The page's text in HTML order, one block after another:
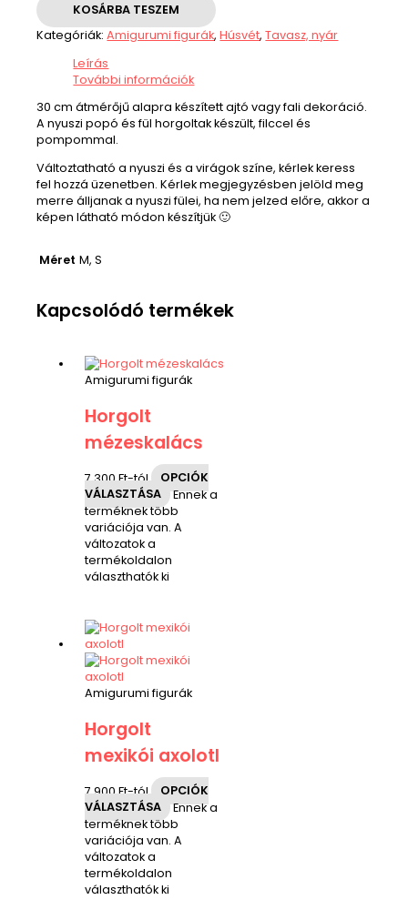
KOSÁRBA TESZEM
Kategóriák:Amigurumi figurák,Húsvét,Tavasz, nyár
Leírás
További információk
30 cm átmérőjű alapra készített ajtó vagy fali dekoráció.
A nyuszi popó és fül horgoltak készült, filccel és
pompommal.
Változtatható a nyuszi és a virágok színe, kérlek keress
fel hozzá üzenetben. Kérlek megjegyzésben jelöld meg
merre álljanak a nyuszi fülei, ha nem jelzed előre, akkor a
képen látható módon készítjük 🙂
Méret M, S
Kapcsolódó termékek
Amigurumi figurák
Horgolt
mézeskalács
7,300Ft-tól
OPCIÓK
VÁLASZTÁSA
Ennek a
terméknek több
variációja van. A
változatok a
termékoldalon
választhatók ki
Amigurumi figurák
Horgolt
mexikói axolotl
7,900Ft-tól
OPCIÓK
VÁLASZTÁSA
Ennek a
terméknek több
variációja van. A
változatok a
termékoldalon
választhatók ki